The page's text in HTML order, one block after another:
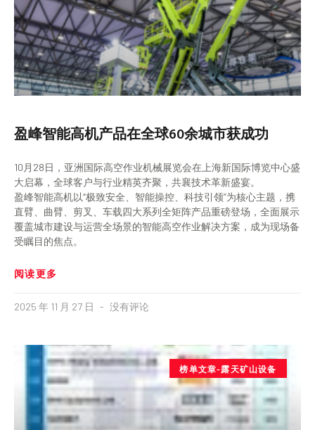
盈峰智能高机产品在全球60余城市获成功
10月28日，亚洲国际高空作业机械展览会在上海新国际博览中心盛
大启幕，全球客户与行业精英齐聚，共襄技术革新盛宴。
盈峰智能高机以“极致安全、智能操控、科技引领”为核心主题，携
直臂、曲臂、剪叉、车载四大系列全矩阵产品重磅登场，全面展示
覆盖城市建设与运营全场景的智能高空作业解决方案，成为现场备
受瞩目的焦点。
阅读更多
2025 年 11 月 27 日 没有评论
榜单文章-露天矿山设备